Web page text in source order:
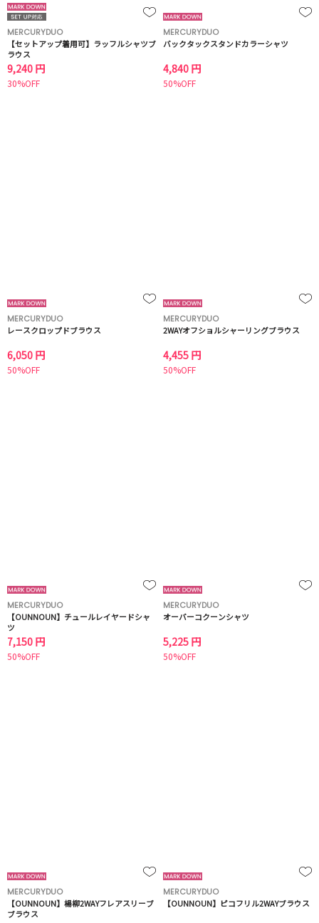
MERCURYDUO
【セットアップ着用可】ラッフルシャツブ
ラウス
9,240 円
30%OFF
MERCURYDUO
バックタックスタンドカラーシャツ
4,840 円
50%OFF
MERCURYDUO
レースクロップドブラウス
6,050 円
50%OFF
MERCURYDUO
2WAYオフショルシャーリングブラウス
4,455 円
50%OFF
MERCURYDUO
【OUNNOUN】チュールレイヤードシャ
ツ
7,150 円
50%OFF
MERCURYDUO
オーバーコクーンシャツ
5,225 円
50%OFF
MERCURYDUO
【OUNNOUN】楊柳2WAYフレアスリーブ
ブラウス
MERCURYDUO
【OUNNOUN】ピコフリル2WAYブラウス